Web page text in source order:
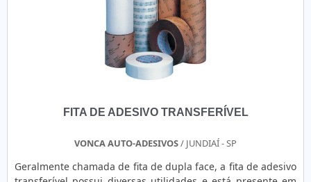
FITA DE ADESIVO TRANSFERÍVEL
VONCA AUTO-ADESIVOS/ JUNDIAÍ - SP
Geralmente chamada de fita de dupla face, a fita de adesivo